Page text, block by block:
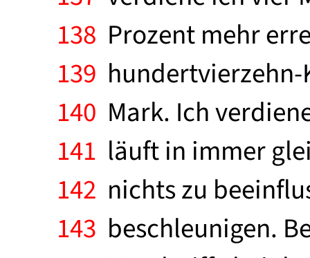
138 Prozent mehr
139 hundertvierzehn-
140 Mark. Ich
141 läuft in immer
142 nichts zu
143 beschleunigen.